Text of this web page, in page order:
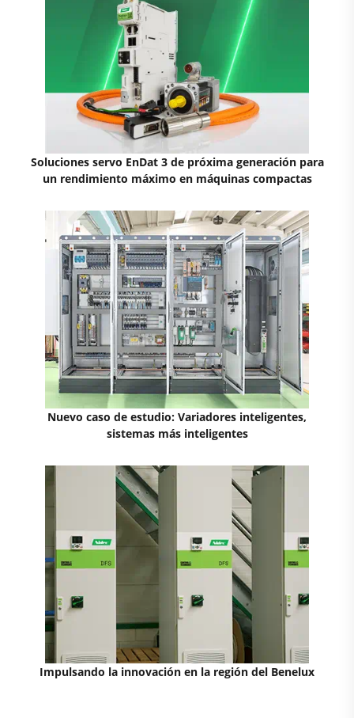
Soluciones servo EnDat 3 de próxima generación para
un rendimiento máximo en máquinas compactas
Nuevo caso de estudio: Variadores inteligentes,
sistemas más inteligentes
Impulsando la innovación en la región del Benelux